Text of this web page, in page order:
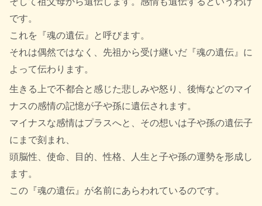
です。
これを『魂の遺伝』と呼びます。
それは偶然ではなく、先祖から受け継いだ『魂の遺伝』に
よって伝わります。
生きる上で不都合と感じた悲しみや怒り、後悔などのマイ
ナスの感情の記憶が子や孫に遺伝されます。
マイナスな感情はプラスへと、その想いは子や孫の遺伝子
にまで刻まれ、
頭脳性、使命、目的、性格、人生と子や孫の運勢を形成し
ます。
この『魂の遺伝』が名前にあらわれているのです。